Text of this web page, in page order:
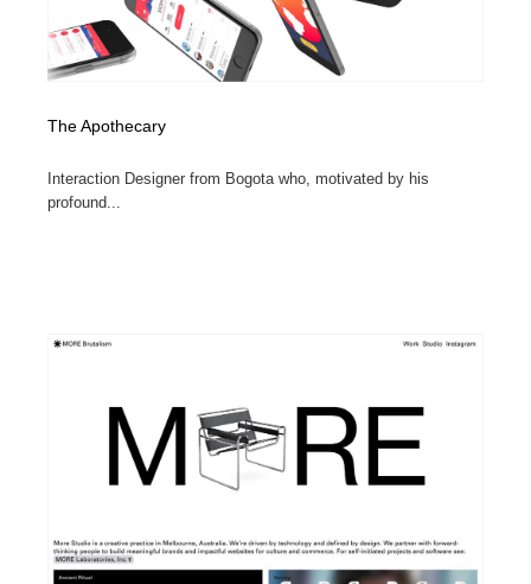
The Apothecary
Interaction Designer from Bogota who, motivated by his
profound...